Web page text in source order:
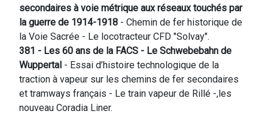
secondaires à voie métrique aux réseaux touchés par
la guerre de 1914-1918 - Chemin de fer historique de
la Voie Sacrée - Le locotracteur CFD "Solvay".
381 - Les 60 ans de la FACS - Le Schwebebahn de
Wuppertal - Essai d’histoire technologique de la
traction à vapeur sur les chemins de fer secondaires
et tramways français - Le train vapeur de Rillé -,les
nouveau Coradia Liner.